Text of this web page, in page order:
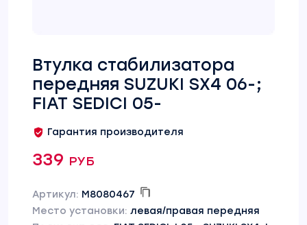
Втулка стабилизатора
передняя SUZUKI SX4 06-;
FIAT SEDICI 05-
Гарантия производителя
339 руб
Артикул: M8080467
Место установки: левая/правая передняя